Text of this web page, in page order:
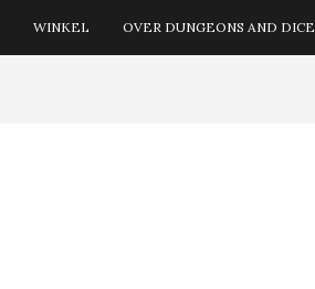
WINKEL OVER DUNGEONS AND DICE